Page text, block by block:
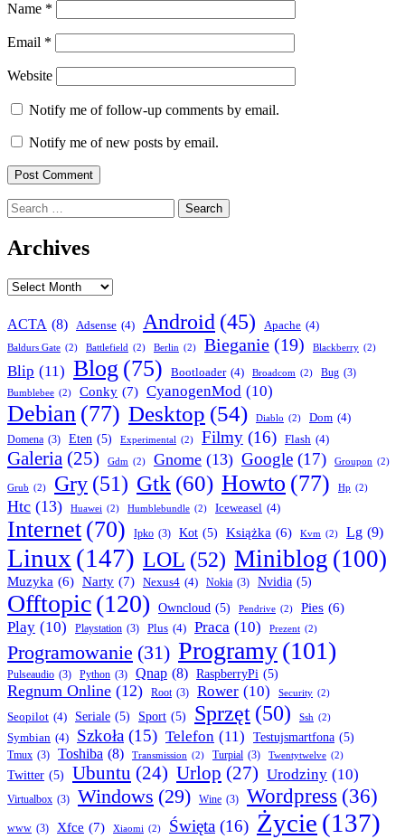
Name *
Email *
Website
Notify me of follow-up comments by email.
Notify me of new posts by email.
Search
for:
Archives
Archives
ACTA (8) Adsense (4) Android (45) Apache (4)
Baldurs Gate (2) Battlefield (2) Berlin (2) Bieganie (19) Blackberry (2)
Blip (11) Blog (75) Bootloader (4) Broadcom (2) Bug (3)
Bumblebee (2) Conky (7) CyanogenMod (10)
Debian (77) Desktop (54) Diablo (2) Dom (4)
Domena (3) Eten (5) Experimental (2) Filmy (16) Flash (4)
Galeria (25) Gdm (2) Gnome (13) Google (17) Groupon (2)
Grub (2) Gry (51) Gtk (60) Howto (77) Hp (2)
Htc (13) Huawei (2) Humblebundle (2) Iceweasel (4)
Internet (70) Ipko (3) Kot (5) Książka (6) Kvm (2) Lg (9)
Linux (147) LOL (52) Miniblog (100)
Muzyka (6) Narty (7) Nexus4 (4) Nokia (3) Nvidia (5)
Offtopic(120) Owncloud (5) Pendrive (2) Pies (6)
Play (10) Playstation (3) Plus (4) Praca (10) Prezent (2)
Programowanie (31) Programy(101)
Pulseaudio (3) Python (3) Qnap (8) RaspberryPi (5)
Regnum Online (12) Root (3) Rower (10) Security (2)
Seopilot (4) Seriale (5) Sport (5) Sprzęt (50) Ssh (2)
Symbian (4) Szkoła (15) Telefon (11) Testujsmartfona (5)
Tmux (3) Toshiba (8) Transmission (2) Turpial (3) Twentytwelve (2)
Twitter (5) Ubuntu (24) Urlop (27) Urodziny (10)
Virtualbox (3) Windows (29) Wine (3) Wordpress (36)
www (3) Xfce (7) Xiaomi (2) Święta (16) Życie (137)